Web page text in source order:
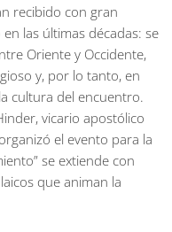
recibido con gran
las últimas décadas: se
Oriente y Occidente,
y, por lo tanto, en
cultura del encuentro.
vicario apostólico
el evento para la
se extiende con
que animan la